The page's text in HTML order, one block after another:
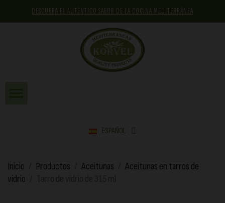
DESCUBRA EL AUTÉNTICO SABOR DE LA COCINA MEDITERRÁNEA
ESPAÑOL
Inicio Productos Aceitunas
Aceitunas en tarros de
vidrio